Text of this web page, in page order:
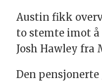
Austin fikk
to stemte imot
Josh Hawley fra
Den